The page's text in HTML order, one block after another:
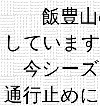
飯豊山の
していま
今シーズ
通行止め